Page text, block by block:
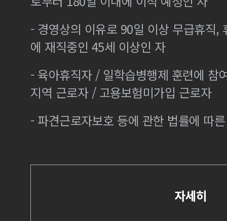
- 경영상의 이유로 90일 이상 무급휴직,
에 재직중인 45세 이상인 자
- 육아휴직자 / 일학습병행제 훈련에 참
지역 근로자 / 고용보험미가입 근로자
- 파견근로자보호 등에 관한 법률에 따
자세히